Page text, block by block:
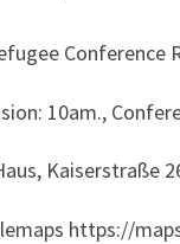
Conference
10am.,
Kaiserstraße
https://